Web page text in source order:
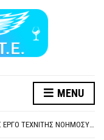
MENU
Η ΔΗΜΙΟΥΡΓΙΑ ΕΝΟΣ ΤΡΑΓΟΥΔΙΟΥ ΩΣ ΕΡΓΟ ΤΕΧΝΙΤΗΣ ΝΟΗΜΟΣΥΝΗΣ ΚΑΤΑ 100/100 ΔΕΝ ΥΠΟΚΕΙΤΑΙ ΣΕ ΠΝΕΥΜΑΤΙΚΑ/ΣΥΓΓΕΝΙΚΑ ΔΙΚΑΙΩΜΑΤΑ. ΠΑΡΑΠΛΑΝΗΤΙΚΕΣ ΚΑΙ ΨΕΥΔΕΙΣ ΟΙ ΤΟΠΟΘΕΤΗΣΕΙΣ ΤΟΥ GEA.